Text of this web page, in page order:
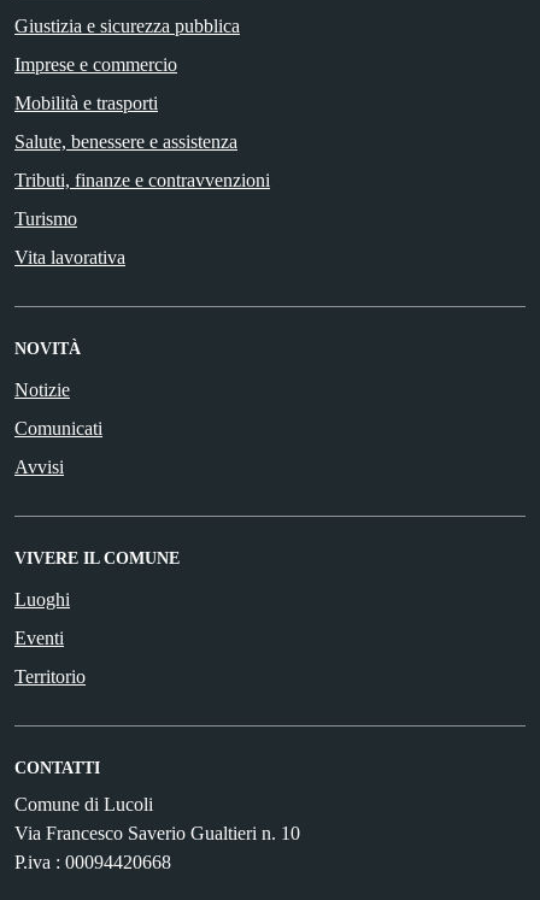
Giustizia e sicurezza pubblica
Imprese e commercio
Mobilità e trasporti
Salute, benessere e assistenza
Tributi, finanze e contravvenzioni
Turismo
Vita lavorativa
NOVITÀ
Notizie
Comunicati
Avvisi
VIVERE IL COMUNE
Luoghi
Eventi
Territorio
CONTATTI
Comune di Lucoli
Via Francesco Saverio Gualtieri n. 10
P.iva : 00094420668